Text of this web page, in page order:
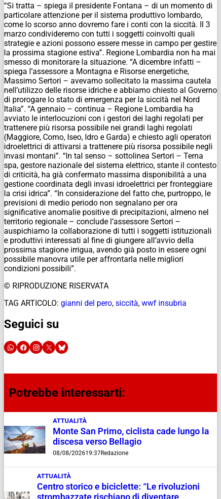
“Si tratta – spiega il presidente Fontana – di un momento di
particolare attenzione per il sistema produttivo lombardo,
come lo scorso anno dovremo fare i conti con la siccità. Il 3
marzo condivideremo con tutti i soggetti coinvolti quali
strategie e azioni possono essere messe in campo per gestire
la prossima stagione estiva”. Regione Lombardia non ha mai
smesso di monitorare la situazione. “A dicembre infatti –
spiega l’assessore a Montagna e Risorse energetiche,
Massimo Sertori – avevamo sollecitato la massima cautela
nell’utilizzo delle risorse idriche e abbiamo chiesto al Governo
di prorogare lo stato di emergenza per la siccità nel Nord
Italia”. “A gennaio – continua – Regione Lombardia ha
avviato le interlocuzioni con i gestori dei laghi regolati per
trattenere più risorsa possibile nei grandi laghi regolati
(Maggiore, Como, Iseo, Idro e Garda) e chiesto agli operatori
idroelettrici di attivarsi a trattenere più risorsa possibile negli
invasi montani”. “In tal senso – sottolinea Sertori – Terna
spa, gestore nazionale del sistema elettrico, stante il contesto
di criticità, ha già confermato massima disponibilità a una
gestione coordinata degli invasi idroelettrici per fronteggiare
la crisi idrica”. “In considerazione del fatto che, purtroppo, le
previsioni di medio periodo non segnalano per ora
significative anomalie positive di precipitazioni, almeno nel
territorio regionale – conclude l’assessore Sertori –
auspichiamo la collaborazione di tutti i soggetti istituzionali
e produttivi interessati al fine di giungere all’avvio della
prossima stagione irrigua, avendo già posto in essere ogni
possibile manovra utile per affrontarla nelle migliori
condizioni possibili”.
© RIPRODUZIONE RISERVATA
TAG ARTICOLO: gianni del pero, siccità, wwf insubria
Seguici su
Potrebbe interessarti:
ATTUALITÀ
Monte San Primo, ciclista cade lungo la
discesa verso Bellagio
08/08/202619:37Redazione
ATTUALITÀ
Centro storico e biciclette: “Le rivoluzioni